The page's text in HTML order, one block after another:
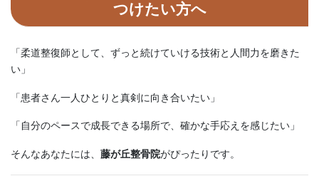
つけたい方へ
「柔道整復師として、ずっと続けていける技術と人間力を磨きた
い」
「患者さん一人ひとりと真剣に向き合いたい」
「自分のペースで成長できる場所で、確かな手応えを感じたい」
そんなあなたには、 藤が丘整骨院がぴったりです。